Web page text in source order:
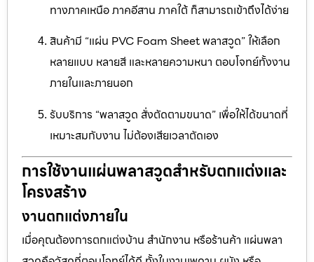
ทางภาคเหนือ ภาคอีสาน ภาคใต้ ก็สามารถเข้าถึงได้ง่าย
สินค้ามี “แผ่น PVC Foam Sheet พลาสวูด” ให้เลือก
หลายแบบ หลายสี และหลายความหนา ตอบโจทย์ทั้งงาน
ภายในและภายนอก
รับบริการ “พลาสวูด สั่งตัดตามขนาด” เพื่อให้ได้ขนาดที่
เหมาะสมกับงาน ไม่ต้องเสียเวลาตัดเอง
การใช้งานแผ่นพลาสวูดสำหรับตกแต่งและ
โครงสร้าง
งานตกแต่งภายใน
เมื่อคุณต้องการตกแต่งบ้าน สำนักงาน หรือร้านค้า แผ่นพลา